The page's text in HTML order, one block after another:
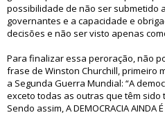
possibilidade de não ser submetido
governantes e a capacidade e
decisões e não ser visto apenas
Para finalizar essa peroração, não
frase de Winston Churchill, primeiro
a Segunda Guerra Mundial: “A
exceto todas as outras que têm sido
Sendo assim, A DEMOCRACIA AINDA